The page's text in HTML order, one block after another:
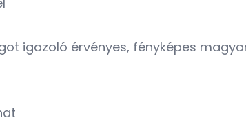
igazoló érvényes, fényképes